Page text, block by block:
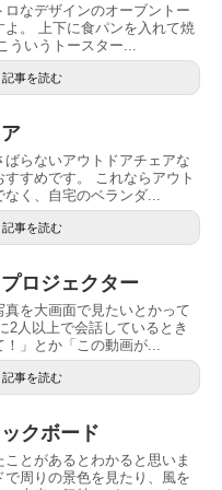
ロなデザインのオーブントー
よ。 上下に食パンを入れて焼
ういうトースター...
記事を読む
らないアウトドアチェアな
すめです。 これならアウト
く、自宅のベランダ...
記事を読む
ロジェクター
を大画面で見たいとかって
2人以上で会話しているとき
」とか「この動画が...
記事を読む
クボード
とがあるとわかると思いま
周りの景色を見たり、風を